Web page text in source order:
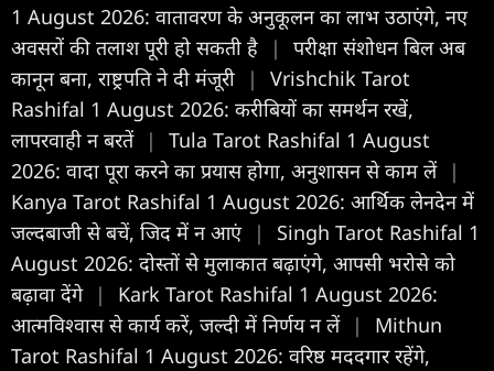
1 August 2026: वातावरण के अनुकूलन का लाभ उठाएंगे, नए
अवसरों की तलाश पूरी हो सकती है
|
परीक्षा संशोधन बिल अब
कानून बना, राष्ट्रपति ने दी मंजूरी
|
Vrishchik Tarot
Rashifal 1 August 2026: करीबियों का समर्थन रखें,
लापरवाही न बरतें |
Tula Tarot Rashifal 1 August
2026: वादा पूरा करने का प्रयास होगा, अनुशासन से काम लें |
Kanya Tarot Rashifal 1 August 2026: आर्थिक लेनदेन में
जल्दबाजी से बचें, जिद में न आएं |
Singh Tarot Rashifal 1
August 2026: दोस्तों से मुलाकात बढ़ाएंगे, आपसी भरोसे को
बढ़ावा देंगे |
Kark Tarot Rashifal 1 August 2026:
आत्मविश्वास से कार्य करें, जल्दी में निर्णय न लें |
Mithun
Tarot Rashifal 1 August 2026: वरिष्ठ मददगार रहेंगे,